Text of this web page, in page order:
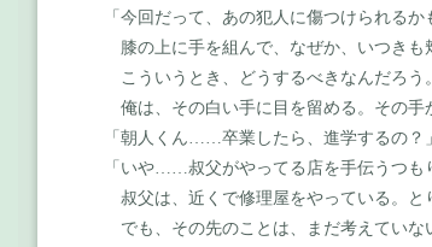
「今回だって、あの犯人に傷つけられる
膝の上に手を組んで、なぜか、いつきも
こういうとき、どうするべきなんだろう
俺は、その白い手に目を留める。その手
「朝人くん
卒業したら、進学するの？」
「いや
叔父がやってる店を手伝うつも
叔父は、近くで修理屋をやっている。と
でも、その先のことは、まだ考えていな